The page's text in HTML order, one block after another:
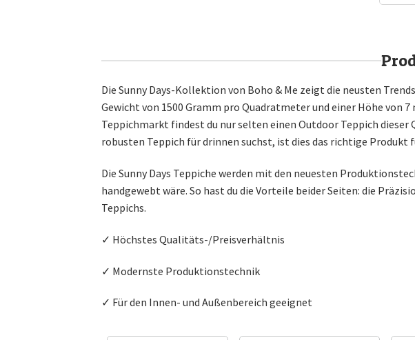
Die Sunny Days-Kollektion von Boho & Me zeigt die neusten
Gewicht von 1500 Gramm pro Quadratmeter und einer Höhe von
Teppichmarkt findest du nur selten einen Outdoor Teppich
robusten Teppich für drinnen suchst, ist dies das richtige Produkt
Die Sunny Days Teppiche werden mit den neuesten
handgewebt wäre. So hast du die Vorteile beider Seiten: die
Teppichs.
✓ Höchstes Qualitäts-/Preisverhältnis
✓ Modernste Produktionstechnik
✓ Für den Innen- und Außenbereich geeignet